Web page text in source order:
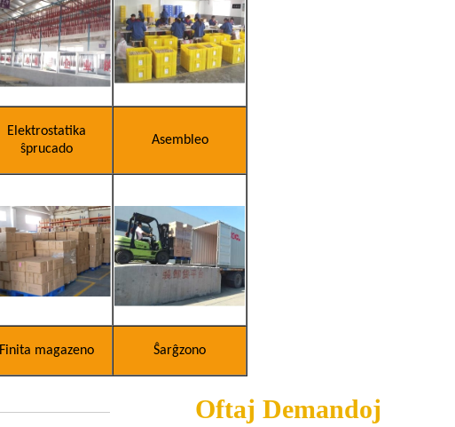
Elektrostatika
ŝprucado
Asembleo
Finita magazeno Ŝarĝzono
Oftaj Demandoj